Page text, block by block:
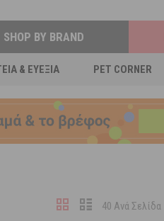
& ΕΥΕΞΊΑ PET CORNER
SHOP BY BRAND
40 Ανά Σελίδα